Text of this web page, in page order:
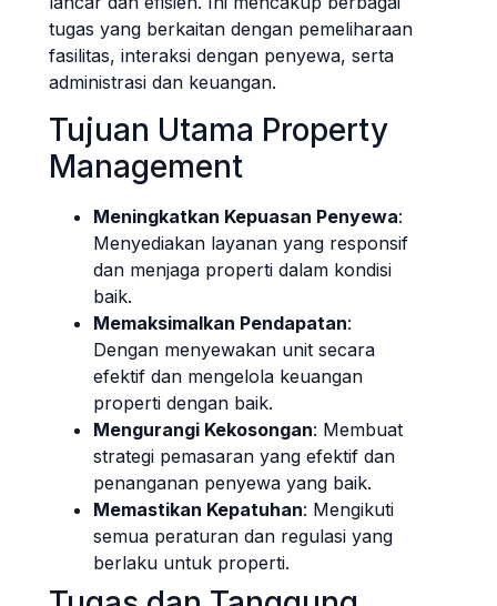
tugas yang berkaitan dengan pemeliharaan
fasilitas, interaksi dengan penyewa, serta
administrasi dan keuangan.
Tujuan Utama Property
Management
Meningkatkan Kepuasan Penyewa:
Menyediakan layanan yang responsif
dan menjaga properti dalam kondisi
baik.
Memaksimalkan Pendapatan:
Dengan menyewakan unit secara
efektif dan mengelola keuangan
properti dengan baik.
Mengurangi Kekosongan: Membuat
strategi pemasaran yang efektif dan
penanganan penyewa yang baik.
Memastikan Kepatuhan: Mengikuti
semua peraturan dan regulasi yang
berlaku untuk properti.